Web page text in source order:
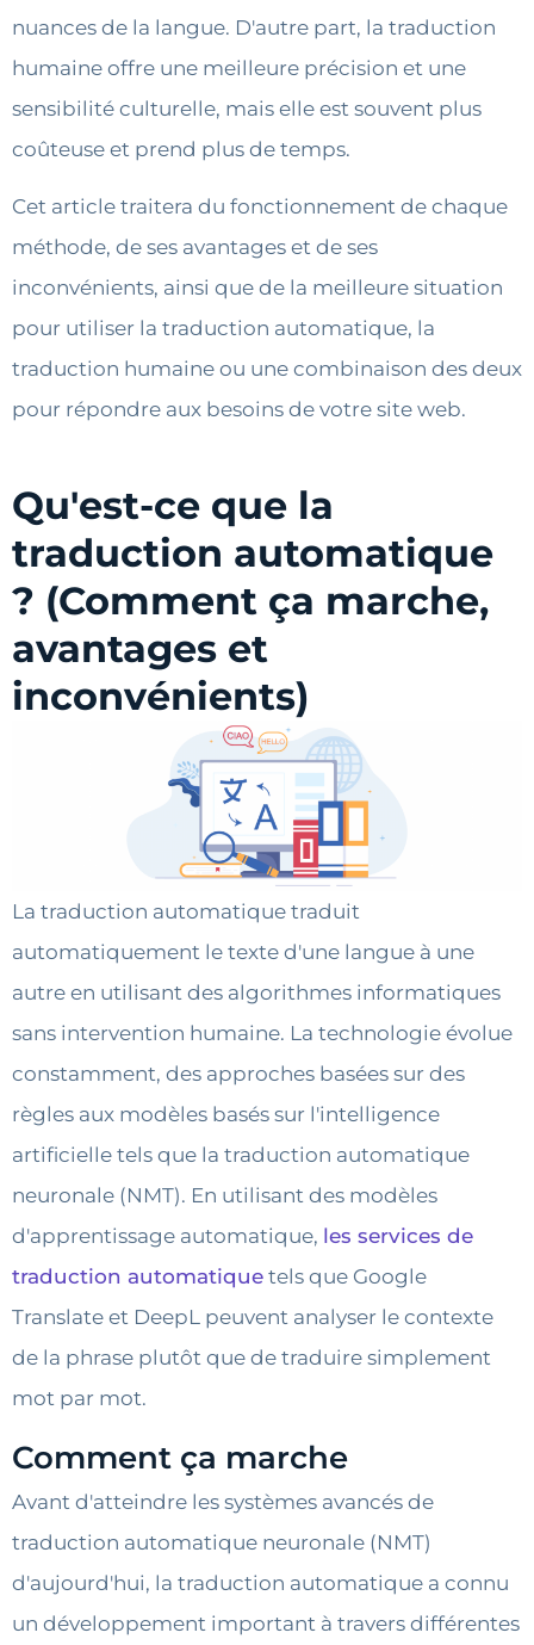
nuances de la langue. D'autre part, la traduction
humaine offre une meilleure précision et une
sensibilité culturelle, mais elle est souvent plus
coûteuse et prend plus de temps.
Cet article traitera du fonctionnement de chaque
méthode, de ses avantages et de ses
inconvénients, ainsi que de la meilleure situation
pour utiliser la traduction automatique, la
traduction humaine ou une combinaison des deux
pour répondre aux besoins de votre site web.
Qu'est-ce que la
traduction automatique
? (Comment ça marche,
avantages et
inconvénients)
La traduction automatique traduit
automatiquement le texte d'une langue à une
autre en utilisant des algorithmes informatiques
sans intervention humaine. La technologie évolue
constamment, des approches basées sur des
règles aux modèles basés sur l'intelligence
artificielle tels que la traduction automatique
neuronale (NMT). En utilisant des modèles
d'apprentissage automatique, les services de
traduction automatique tels que Google
Translate et DeepL peuvent analyser le contexte
de la phrase plutôt que de traduire simplement
mot par mot.
Comment ça marche
Avant d'atteindre les systèmes avancés de
traduction automatique neuronale (NMT)
d'aujourd'hui, la traduction automatique a connu
un développement important à travers différentes